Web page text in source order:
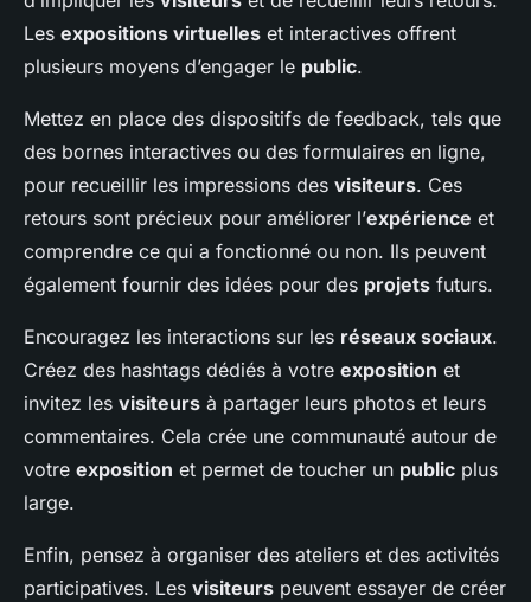
Les expositions virtuelles et interactives offrent
plusieurs moyens d’engager le public.
Mettez en place des dispositifs de feedback, tels que
des bornes interactives ou des formulaires en ligne,
pour recueillir les impressions des visiteurs. Ces
retours sont précieux pour améliorer l’expérience et
comprendre ce qui a fonctionné ou non. Ils peuvent
également fournir des idées pour des projets futurs.
Encouragez les interactions sur les réseaux sociaux.
Créez des hashtags dédiés à votre exposition et
invitez les visiteurs à partager leurs photos et leurs
commentaires. Cela crée une communauté autour de
votre exposition et permet de toucher un public plus
large.
Enfin, pensez à organiser des ateliers et des activités
participatives. Les visiteurs peuvent essayer de créer